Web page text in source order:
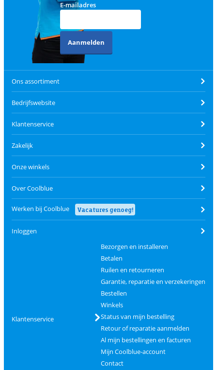
E-mailadres
Aanmelden
Ons assortiment
Bedrijfswebsite
Klantenservice
Zakelijk
Onze winkels
Over Coolblue
Werken bij Coolblue Vacatures genoeg!
Inloggen
Klantenservice
Bezorgen en installeren
Betalen
Ruilen en retourneren
Garantie, reparatie en verzekeringen
Bestellen
Winkels
Status van mijn bestelling
Retour of reparatie aanmelden
Al mijn bestellingen en facturen
Mijn Coolblue-account
Contact